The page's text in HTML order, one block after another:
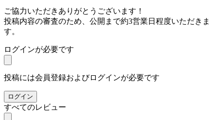
ご協力いただきありがとうございます！
投稿内容の審査のため、公開まで約3営業日程度いただきま
す。
ログインが必要です
投稿には会員登録およびログインが必要です
ログイン
すべてのレビュー